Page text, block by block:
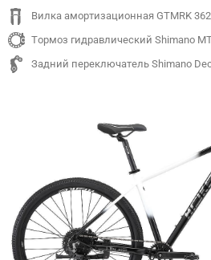
Вилка амортизационная GTMRK
Тормоз гидравлический Shimano
Задний переключатель Shimano